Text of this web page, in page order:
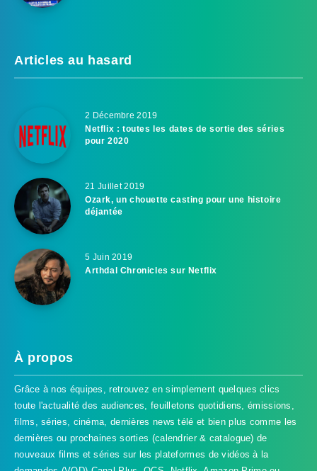
Articles au hasard
2 Décembre 2019
Netflix : toutes les dates de sortie des séries
pour 2020
21 Juillet 2019
Ozark, un chouette casting pour une histoire
déjantée
5 Juin 2019
Arthdal Chronicles sur Netflix
À propos
Grâce à nos équipes, retrouvez en simplement quelques clics
toute l'actualité des audiences, feuilletons quotidiens, émissions,
films, séries, cinéma, dernières news télé et bien plus comme les
dernières ou prochaines sorties (calendrier & catalogue) de
nouveaux films et séries sur les plateformes de vidéos à la